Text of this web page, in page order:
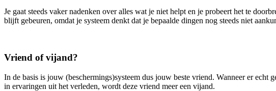
Je gaat steeds vaker nadenken over alles wat je niet helpt en je probeert het te
blijft gebeuren, omdat je systeem denkt dat je bepaalde dingen nog steeds niet
Vriend of vijand?
In de basis is jouw (beschermings)systeem dus jouw beste vriend. Wanneer er
in ervaringen uit het verleden, wordt deze vriend meer een vijand.